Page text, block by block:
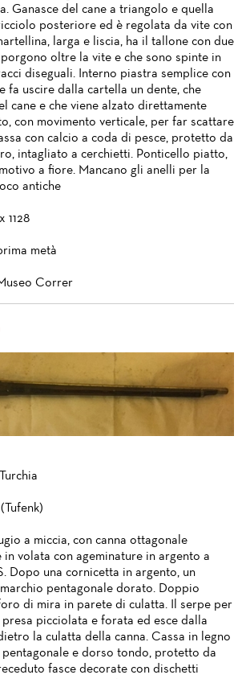
Ganasce del cane a triangolo e quella
posteriore ed è regolata da vite con
larga e liscia, ha il tallone con due
oltre la vite e che sono spinte in
diseguali. Interno piastra semplice con
fa uscire dalla cartella un dente, che
cane e che viene alzato direttamente
con movimento verticale, per far scattare
con calcio a coda di pesce, protetto da
intagliato a cerchietti. Ponticello piatto,
a fiore. Mancano gli anelli per la
antiche
1128
metà
Correr
a miccia, con canna ottagonale
volata con ageminature in argento a
Dopo una cornicetta in argento, un
pentagonale dorato. Doppio
di mira in parete di culatta. Il serpe per
presa picciolata e forata ed esce dalla
la culatta della canna. Cassa in legno
pentagonale e dorso tondo, protetto da
fasce decorate con dischetti